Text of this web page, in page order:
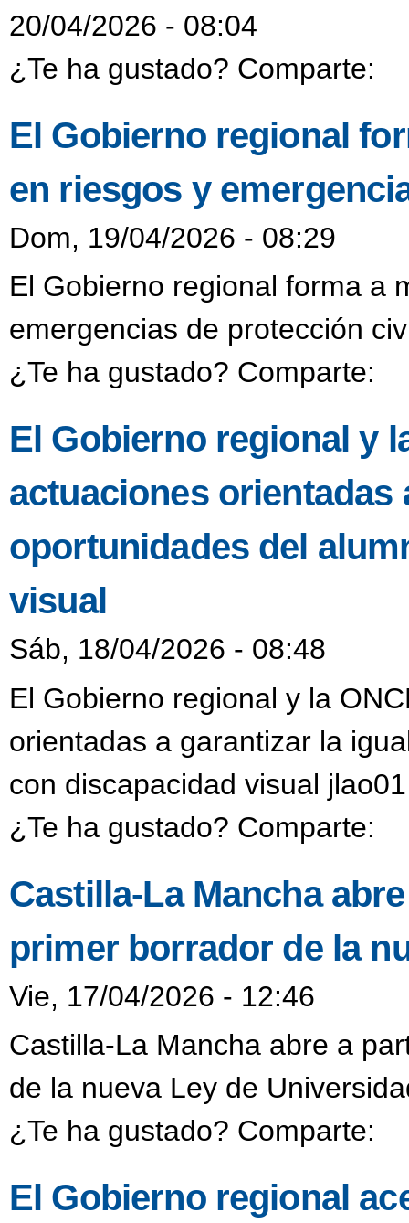
20/04/2026 - 08:04
¿Te ha gustado? Comparte:
El Gobierno regional
en riesgos y
Dom, 19/04/2026 - 08:29
El Gobierno regional forma a
emergencias de protección
¿Te ha gustado? Comparte:
El Gobierno regional y
actuaciones orientadas
oportunidades del
visual
Sáb, 18/04/2026 - 08:48
El Gobierno regional y la
orientadas a garantizar la
con discapacidad visual
¿Te ha gustado? Comparte:
Castilla-La Mancha
primer borrador de la
Vie, 17/04/2026 - 12:46
Castilla-La Mancha abre a
de la nueva Ley de
¿Te ha gustado? Comparte:
El Gobierno regional